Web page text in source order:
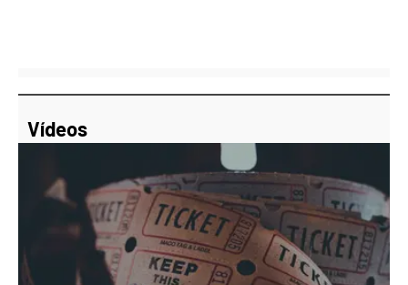
Vídeos